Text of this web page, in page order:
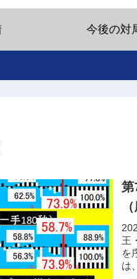
今後の対
王
を
は